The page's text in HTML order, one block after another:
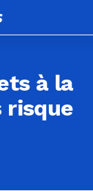
à la
risque